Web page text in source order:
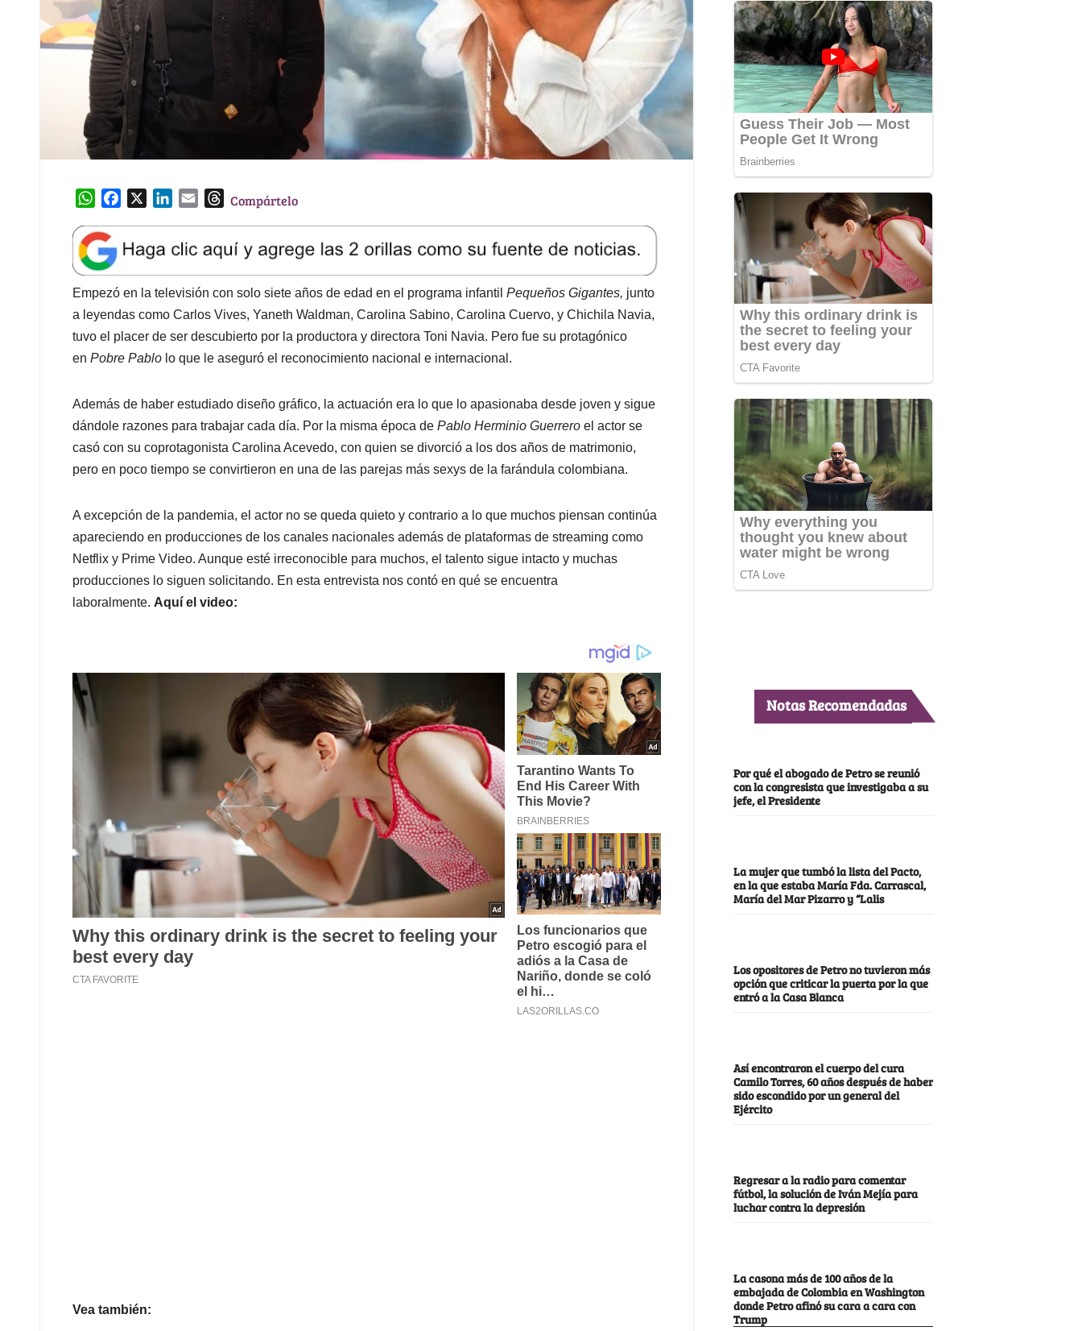
W
a
t
s
A
p
p
e
b
o
o
k
k
e
d
I
n
l
T
e
a
d
s
Compártelo
Empezó en la televisión con solo siete años de edad en el programa infantil Pequeños Gigantes, junto
a leyendas como Carlos Vives, Yaneth Waldman, Carolina Sabino, Carolina Cuervo, y Chichila Navia,
tuvo el placer de ser descubierto por la productora y directora Toni Navia. Pero fue su protagónico
en Pobre Pablo lo que le aseguró el reconocimiento nacional e internacional.
Además de haber estudiado diseño gráfico, la actuación era lo que lo apasionaba desde joven y sigue
dándole razones para trabajar cada día. Por la misma época de Pablo Herminio Guerrero el actor se
casó con su coprotagonista Carolina Acevedo, con quien se divorció a los dos años de matrimonio,
pero en poco tiempo se convirtieron en una de las parejas más sexys de la farándula colombiana.
A excepción de la pandemia, el actor no se queda quieto y contrario a lo que muchos piensan continúa
apareciendo en producciones de los canales nacionales además de plataformas de streaming como
Netflix y Prime Video. Aunque esté irreconocible para muchos, el talento sigue intacto y muchas
producciones lo siguen solicitando. En esta entrevista nos contó en qué se encuentra
laboralmente. Aquí el video:
Vea también:
Notas Recomendadas
Por qué el abogado de Petro se reunió
con la congresista que investigaba a su
jefe, el Presidente
La mujer que tumbó la lista del Pacto,
en la que estaba María Fda. Carrascal,
María del Mar Pizarro y “Lalis
Los opositores de Petro no tuvieron más
opción que criticar la puerta por la que
entró a la Casa Blanca
Así encontraron el cuerpo del cura
Camilo Torres, 60 años después de haber
sido escondido por un general del
Ejército
Regresar a la radio para comentar
fútbol, la solución de Iván Mejía para
luchar contra la depresión
La casona más de 100 años de la
embajada de Colombia en Washington
donde Petro afinó su cara a cara con
Trump